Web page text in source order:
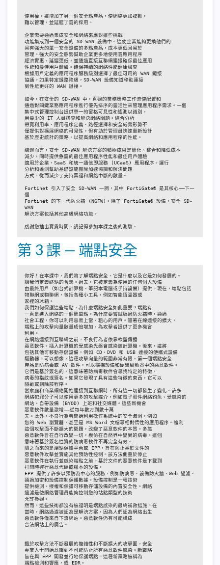
使用權。這增加了另一個安全點產品，使網絡更加複雜，
難以管理，並延遲了雲的採用。
企業需要通過集成安全和網絡來應對這些挑戰
功能集成到一個安全的 SD-WAN 設備中。這使企業能夠更換他們的
具有強大的單一安全設備的多點產品，成本更低且易於
管理。強大的安全態勢幫助企業更多地使用雲應用程序
經濟實惠，延遲更低，並通過直接互聯網連接確保最佳應用
性能和最佳用戶體驗。確保持續的網絡性能健康檢查
根據用戶定義的應用程序服務級別選擇了最佳可用的 WAN 鏈接
協議。如果特定鏈路降級，SD-WAN 設備知道移動連接
到性能更好的 WAN 鏈接。
如今，在安全的 SD-WAN 中，直觀的業務策略工作流使配置和
通過對關鍵業務應用程序進行優先排序的靈活性來管理應用程序需求。一個
集中式管理控制台提供單一的窗格可見性和遙測以識別，
用最少的 IT 人員排查和解決網絡問題。綜合分析
帶寬利用率、應用程序定義、路徑選擇和安全威脅形勢不
僅提供對擴展網絡的可見性，但有助於管理員快速重新設計
基於歷史統計的策略，以提高網絡和應用程序的性能。
總體而言，安全 SD-WAN 解決方案的積極成果是簡化、整合和降低成本
減少，同時提供急需的最佳應用程序性能和最佳用戶體驗
適用於企業、SaaS 和統一通信即服務 (UCaaS) 應用程序。運行
分析和遙測幫助基礎設施團隊加速協調和解決問題
方式，從而減少了支持票證和網絡中斷的數量。
Fortinet 引入了安全 SD-WAN 一詞，其中 FortiGate® 是其核心——下一
個
Fortinet 的下一代防火牆 (NGFW)。除了 FortiGate® 設備，安全 SD-
WAN
解決方案包括其他高級網絡功能。
感謝您抽出寶貴時間，請記得參加本課之後的測驗。
第 3 課 — 端點安全
你好！在本課中，我們將了解端點安全、它是什麼以及它是如何發展的。
讓我們定義終點的含義。過去，它被定義為使用的任何個人設備
由最終用戶（如台式計算機、筆記本電腦或手持設備）提供。現在，端點包括
物聯網或物聯網，包括各種小工具，例如智能恆溫器或
家裡的冰箱。
我們如何保護這些端點，為什麼端點安全如此重要？端點有
一直是進入網絡的一個簡單點。為什麼要嘗試繞過防火牆時，通過
社會工程，你可以利用容易上當、粗心的用戶。隨著在線連接的擴大，
端點上的攻擊向量數量成倍增加，為攻擊者提供了更多機會
利用。
在網絡連接到互聯網之前，不良行為者依靠軟盤傳播
惡意軟件。插入計算機的受感染光盤會感染該計算機。後來，這將
包括其他可移動存儲設備，例如 CD、DVD 和 USB 連接的便攜式設備
驅動器。可以想像，這種攻擊向量的範圍非常有限。第一個端點安全
產品是防病毒或 AV 軟件，可以掃描設備和硬盤驅動器中的惡意軟件。
它們是基於簽名的，這意味著防病毒軟件會尋找特定的特徵，
病毒的指紋或簽名。如果它發現了具有這些特徵的東西，它可以
隔離或刪除該程序。
當家庭和商業網絡開始連接到互聯網時，所有這一切都發生了變化。許多
網絡犯罪分子可以使用更多的攻擊媒介，例如電子郵件網絡釣魚、受感染的
網站、自帶設備 (BYOD) 上班和社交媒體。這些新機會
惡意軟件數量激增——從每年數万到數十萬
天。此外，不良行為者開始利用操作系統中的安全漏洞，例如
您的 Web 瀏覽器，甚至是 MS Word 文檔等相對惰性的應用程序。複利
這個攻擊面不斷擴大的問題，改變了惡意軟件的本質。多態
惡意軟件旨在自行改變一切，模仿在自然界中變異的病毒。這個
意味著基於簽名性質的防病毒軟件不再完全有效。
隨之而來的是端點保護平台或 EPP，旨在防止基於文件的
惡意軟件攻擊並實施其他預防性控制。該方法側重於停止
惡意軟件在執行並感染端點之前。基於文件的惡意軟件是下載到
打開時運行惡意代碼或腳本的設備。
EPP 提供了許多以預防為中心的服務，例如防病毒、設備防火牆、Web 過濾、
通過加密和設備控制保護數據。設備控制是一種技術
提供檢測、授權和保護可移動存儲設備的內置安全性。網絡
過濾是使網絡管理員能夠控制您的站點類型的技術
允許參觀。
然而，這些技術都沒有被證明是端點感染的最終補救措施。在
當時，網絡過濾被認為是解決方案，因為人們認為網絡出生
惡意軟件僅來自下流網站。惡意軟件仍有可能構成
合法網站上的廣告。
鑑於攻擊方法不斷發展的複雜性和不斷擴大的攻擊面，安全
專業人士開始意識到不可能防止所有惡意軟件感染。新戰略
旨在與 EPP 開發並行地保護端點。這種新策略被稱為
端點檢測和響應，或 EDR。